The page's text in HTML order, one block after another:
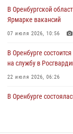
проведён рейд по
23 июля 2026, 10:47
В Оренбургской
Ярмарке вакансий
07 июля 2026, 10:56
В Оренбурге
на службу в
22 июля 2026, 06:26
В Оренбурге